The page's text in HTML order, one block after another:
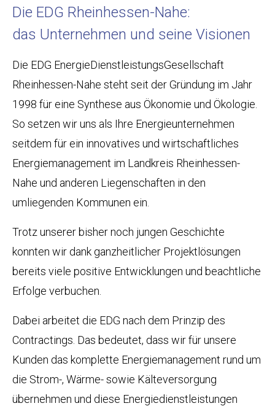
Die EDG Rheinhessen-Nahe:
das Unternehmen und seine Visionen
Die EDG EnergieDienstleistungsGesellschaft
Rheinhessen-Nahe steht seit der Gründung im Jahr
1998 für eine Synthese aus Ökonomie und Ökologie.
So setzen wir uns als Ihre Energieunternehmen
seitdem für ein innovatives und wirtschaftliches
Energiemanagement im Landkreis Rheinhessen-
Nahe und anderen Liegenschaften in den
umliegenden Kommunen ein.
Trotz unserer bisher noch jungen Geschichte
konnten wir dank ganzheitlicher Projektlösungen
bereits viele positive Entwicklungen und beachtliche
Erfolge verbuchen.
Dabei arbeitet die EDG nach dem Prinzip des
Contractings. Das bedeutet, dass wir für unsere
Kunden das komplette Energiemanagement rund um
die Strom-, Wärme- sowie Kälteversorgung
übernehmen und diese Energiedienstleistungen